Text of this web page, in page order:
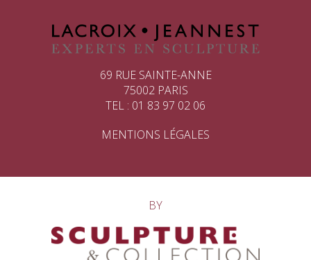
69 RUE SAINTE-ANNE
75002 PARIS
TEL : 01 83 97 02 06
MENTIONS LÉGALES
BY